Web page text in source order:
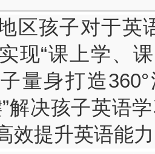
区孩子对于英
现“课上学、
量身打造
解决孩子英语
效提升英语能